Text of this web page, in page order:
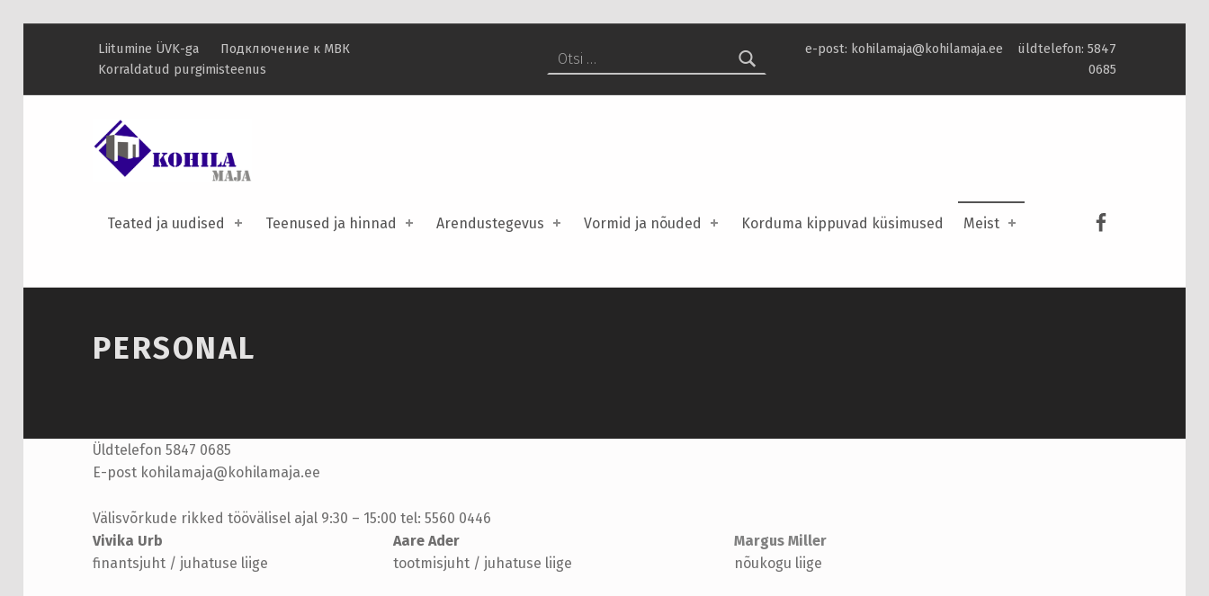
Teated ja uudised Teenused ja hinnad Arendustegevus Vormid ja nõuded Korduma kippuvad küsimused Meist
Liitumine ÜVK-ga
Подключение к МВК
Korraldatud purgimisteenus
e-post: kohilamaja@kohilamaja.ee üldtelefon: 5847
0685
PERSONAL
Üldtelefon 5847 0685
E-post kohilamaja@kohilamaja.ee
Välisvõrkude rikked töövälisel ajal 9:30 – 15:00 tel: 5560 0446
Vivika Urb
finantsjuht / juhatuse liige
Aare Ader
tootmisjuht / juhatuse liige
Margus Miller
nõukogu liige